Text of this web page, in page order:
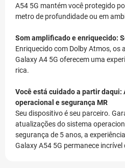
A54 5G mantém você protegido
metro de profundidade ou em
Som amplificado e enriquecido:
Enriquecido com Dolby Atmos, os
Galaxy A4 5G oferecem uma
rica.
Você está cuidado a partir daqui:
operacional e segurança MR
Seu dispositivo é seu parceiro.
atualizações do sistema
segurança de 5 anos, a
Galaxy A54 5G permanece incrível